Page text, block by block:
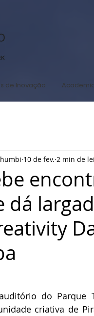
de Inovação
dá
10 de fev. 2 min de
do Parque
criativa de